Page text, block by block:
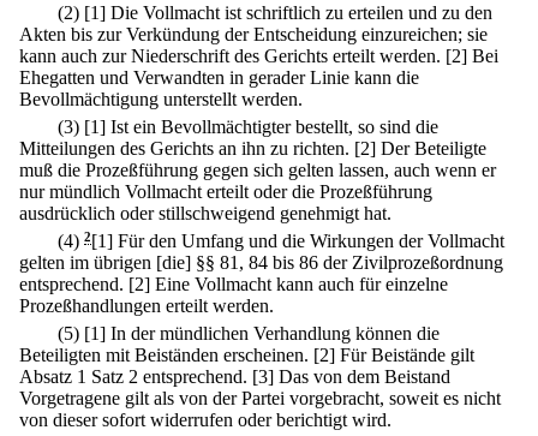
(2) [1] Die Vollmacht ist schriftlich zu erteilen und zu den
Akten bis zur Verkündung der Entscheidung einzureichen; sie
kann auch zur Niederschrift des Gerichts erteilt werden. [2] Bei
Ehegatten und Verwandten in gerader Linie kann die
Bevollmächtigung unterstellt werden.
(3) [1] Ist ein Bevollmächtigter bestellt, so sind die
Mitteilungen des Gerichts an ihn zu richten. [2] Der Beteiligte
muß die Prozeßführung gegen sich gelten lassen, auch wenn er
nur mündlich Vollmacht erteilt oder die Prozeßführung
ausdrücklich oder stillschweigend genehmigt hat.
(4) 2[1] Für den Umfang und die Wirkungen der Vollmacht
gelten im übrigen [die] §§ 81, 84 bis 86 der Zivilprozeßordnung
entsprechend. [2] Eine Vollmacht kann auch für einzelne
Prozeßhandlungen erteilt werden.
(5) [1] In der mündlichen Verhandlung können die
Beteiligten mit Beiständen erscheinen. [2] Für Beistände gilt
Absatz 1 Satz 2 entsprechend. [3] Das von dem Beistand
Vorgetragene gilt als von der Partei vorgebracht, soweit es nicht
von dieser sofort widerrufen oder berichtigt wird.